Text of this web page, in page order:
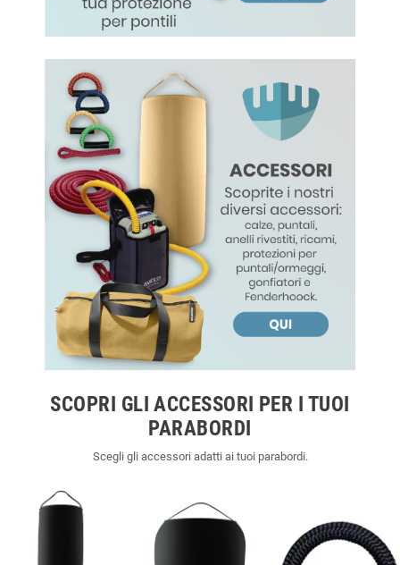
SCOPRI GLI ACCESSORI PER I TUOI
PARABORDI
Scegli gli accessori adatti ai tuoi parabordi.